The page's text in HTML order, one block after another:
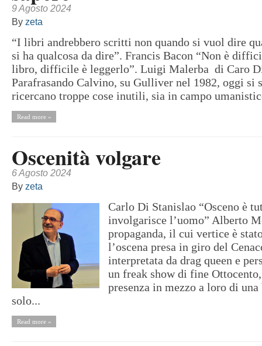
9 Agosto 2024
By zeta
“I libri andrebbero scritti non quando si vuol dire
si ha qualcosa da dire”. Francis Bacon “Non è
libro, difficile è leggerlo”. Luigi Malerba di Caro
Parafrasando Calvino, su Gulliver nel 1982, oggi si
ricercano troppe cose inutili, sia in campo
Read more »
Oscenità volgare
6 Agosto 2024
By zeta
Carlo Di Stanislao “Osceno è
involgarisce l’uomo” Alberto
propaganda, il cui vertice è
l’oscena presa in giro del
interpretata da drag queen e
un freak show di fine
presenza in mezzo a loro di
solo...
Read more »